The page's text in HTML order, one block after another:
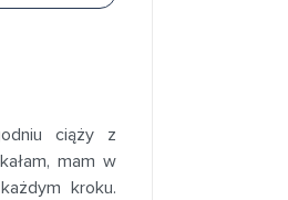
ciąży z
mam w
kroku.